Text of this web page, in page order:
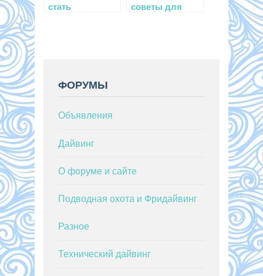
стать
советы для
ФОРУМЫ
Объявления
Дайвинг
О форуме и сайте
Подводная охота и Фридайвинг
Разное
Технический дайвинг